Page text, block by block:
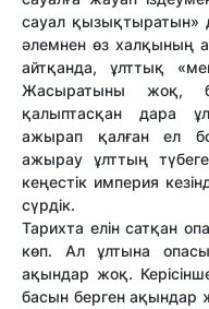
сауал қызықтыратын»
әлемнен өз халқының
айтқанда, ұлттық
Жасыратыны жоқ,
қалыптасқан дара
ажырап қалған ел
ажырау ұлттың
кеңестік империя
сүрдік.
Тарихта елін сатқан
көп. Ал ұлтына
ақындар жоқ.
басын берген ақындар